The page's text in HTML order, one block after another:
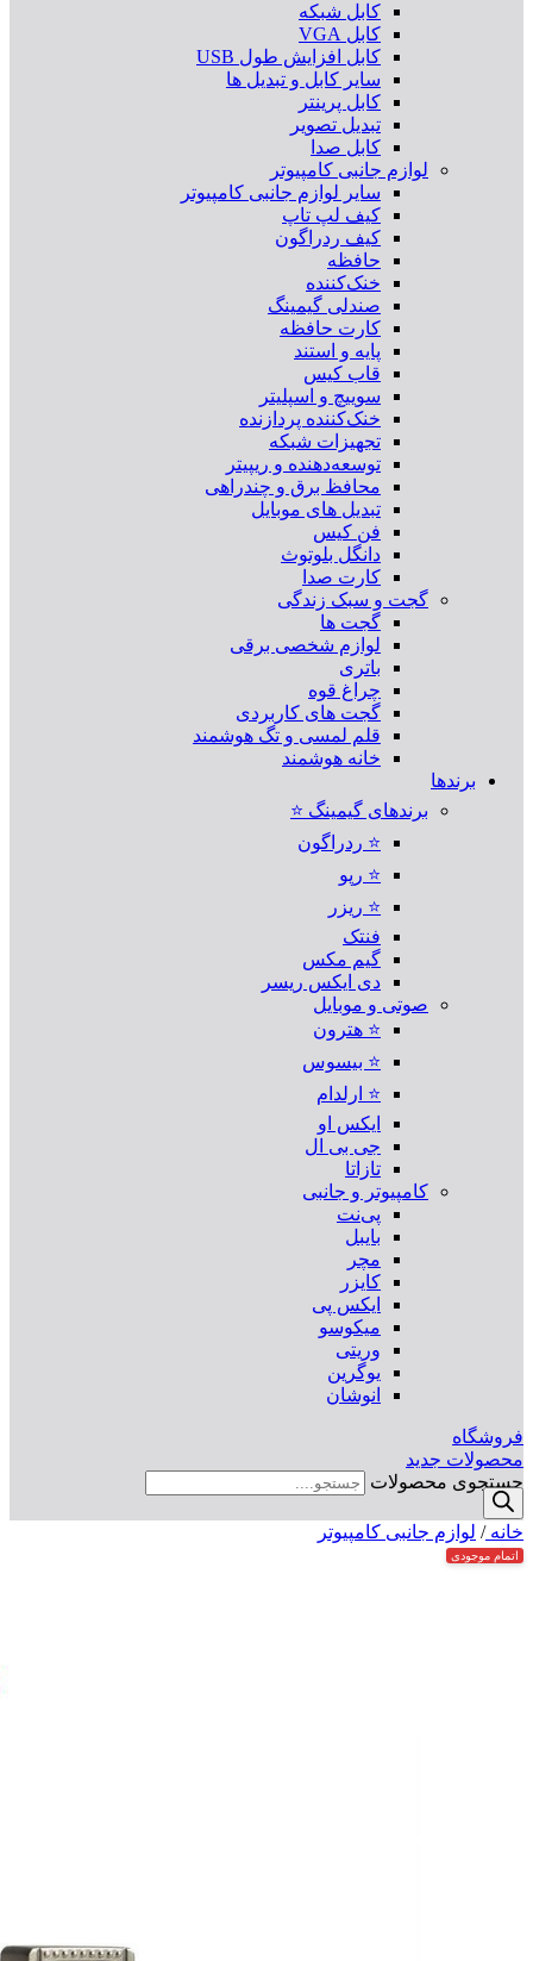
کابل شبکه
کابل VGA
کابل افزایش طول USB
سایر کابل و تبدیل ها
کابل پرینتر
تبدیل تصویر
کابل صدا
لوازم جانبی کامپیوتر
سایر لوازم جانبی کامپیوتر
کیف لپ تاپ
کیف ردراگون
حافظه
خنک‌کننده
صندلی گیمینگ
کارت حافظه
پایه و استند
قاب کیس
سوییچ و اسپلیتر
خنک‌کننده پردازنده
تجهیزات شبکه
توسعه‌دهنده و ریپیتر
محافظ برق و چندراهی
تبدیل های موبایل
فن کیس
دانگل بلوتوث
کارت صدا
گجت و سبک زندگی
گجت ها
لوازم شخصی برقی
باتری
چراغ قوه
گجت های کاربردی
قلم لمسی و تگ هوشمند
خانه هوشمند
برندها
برندهای گیمینگ ⭐
⭐ ردراگون
⭐ رپو
⭐ ریزر
فنتک
گیم مکس
دی ایکس ریسر
صوتی و موبایل
⭐ هترون
⭐ بیسوس
⭐ ارلدام
ایکس او
جی بی ال
تازاتا
کامپیوتر و جانبی
پی‌نت
بایبل
مچر
کایزر
ایکس پی
میکوسو
وریتی
یوگرین
انوشان
فروشگاه
محصولات جدید
جستجوی محصولات
خانه/ لوازم جانبی کامپیوتر
اتمام موجودی